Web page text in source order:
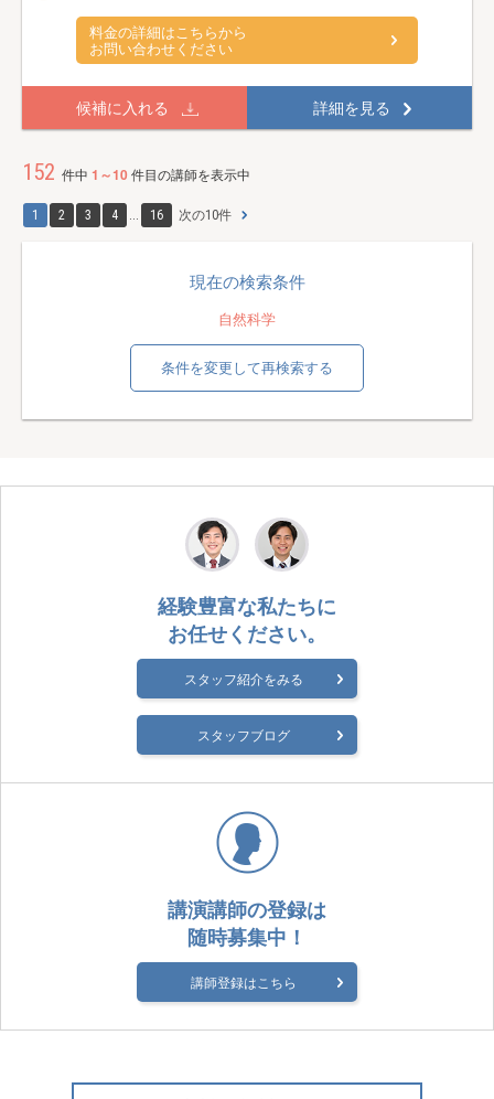
料金の詳細はこちらから
お問い合わせください
候補に入れる 詳細を見る
152 件中 1～10件目の講師を表示中
1 2 3 4 16 次の10件
現在の検索条件
自然科学
条件を変更して再検索する
経験豊富な私たちに
お任せください。
スタッフ紹介をみる
スタッフブログ
講演講師の登録は
随時募集中！
講師登録はこちら